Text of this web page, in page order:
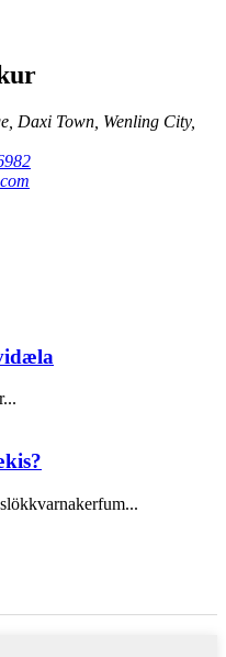
Daxi Town, Wenling City,